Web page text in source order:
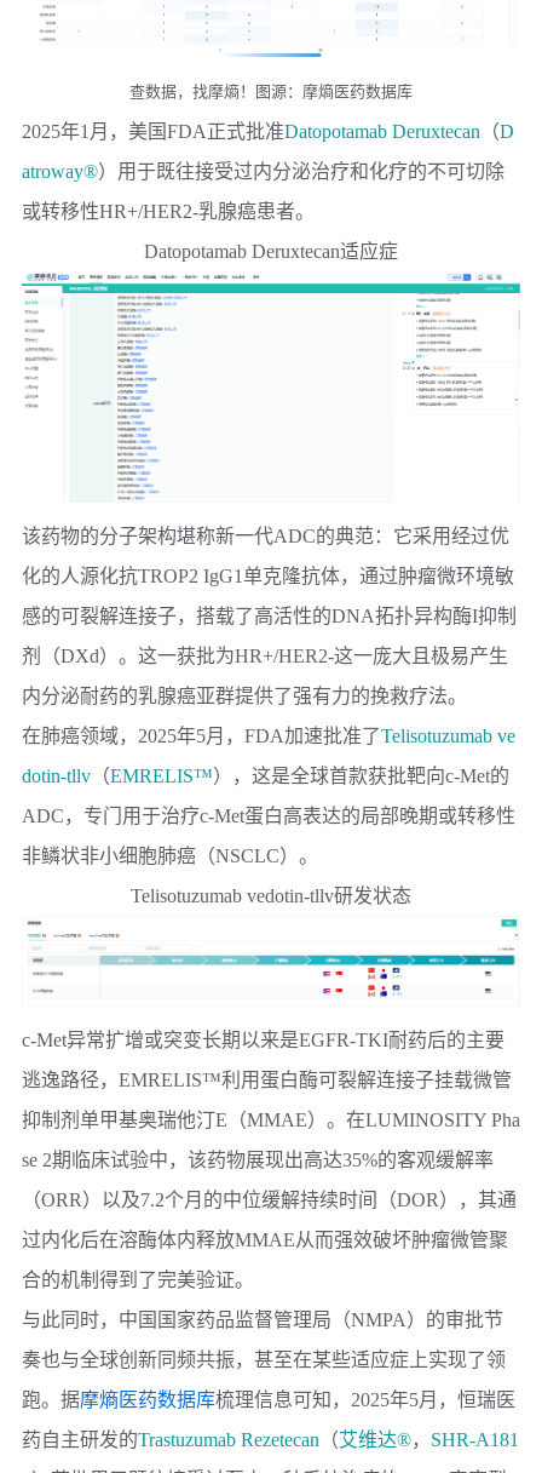
查数据，找摩熵！图源：摩熵医药数据库
2025年1月，美国FDA正式批准Datopotamab Deruxtecan （D
atroway®）用于既往接受过内分泌治疗和化疗的不可切除
或转移性HR+/HER2-乳腺癌患者。
Datopotamab Deruxtecan适应症
该药物的分子架构堪称新一代ADC的典范：它采用经过优
化的人源化抗TROP2 IgG1单克隆抗体，通过肿瘤微环境敏
感的可裂解连接子，搭载了高活性的DNA拓扑异构酶I抑制
剂（DXd）。这一获批为HR+/HER2-这一庞大且极易产生
内分泌耐药的乳腺癌亚群提供了强有力的挽救疗法。
在肺癌领域，2025年5月，FDA加速批准了Telisotuzumab ve
dotin-tllv（EMRELIS™），这是全球首款获批靶向c-Met的
ADC，专门用于治疗c-Met蛋白高表达的局部晚期或转移性
非鳞状非小细胞肺癌（NSCLC）。
Telisotuzumab vedotin-tllv研发状态
c-Met异常扩增或突变长期以来是EGFR-TKI耐药后的主要
逃逸路径，EMRELIS™利用蛋白酶可裂解连接子挂载微管
抑制剂单甲基奥瑞他汀E（MMAE）。在LUMINOSITY Pha
se 2期临床试验中，该药物展现出高达35%的客观缓解率
（ORR）以及7.2个月的中位缓解持续时间（DOR），其通
过内化后在溶酶体内释放MMAE从而强效破坏肿瘤微管聚
合的机制得到了完美验证。
与此同时，中国国家药品监督管理局（NMPA）的审批节
奏也与全球创新同频共振，甚至在某些适应症上实现了领
跑。据摩熵医药数据库梳理信息可知，2025年5月， 恒瑞医
药自主研发的Trastuzumab Rezetecan （艾维达®， SHR-A181